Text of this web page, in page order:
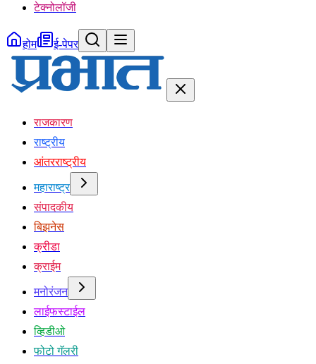
टेक्नोलॉजी
होम ई-पेपर
राजकारण
राष्ट्रीय
आंतरराष्ट्रीय
महाराष्ट्र
संपादकीय
बिझनेस
क्रीडा
क्राईम
मनोरंजन
लाईफस्टाईल
व्हिडीओ
फोटो गॅलरी